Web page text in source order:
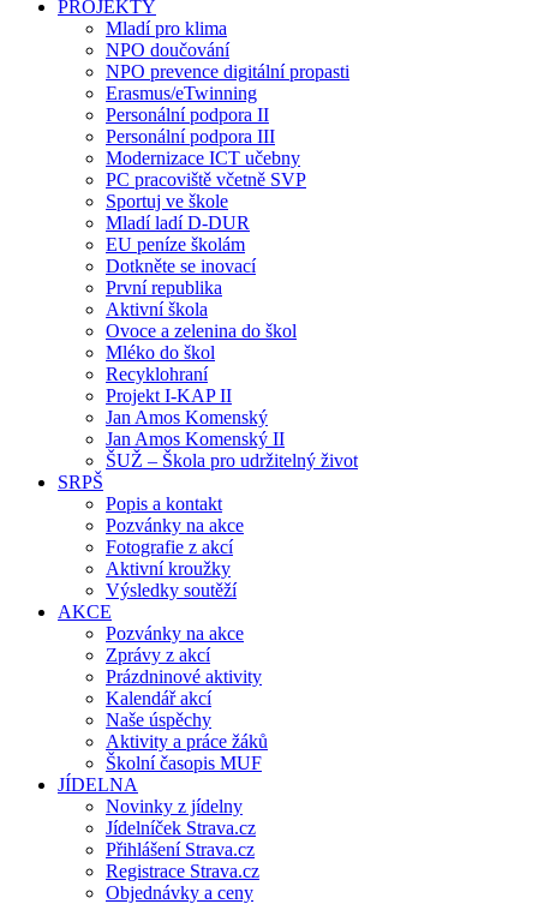
PROJEKTY
Mladí pro klima
NPO doučování
NPO prevence digitální propasti
Erasmus/eTwinning
Personální podpora II
Personální podpora III
Modernizace ICT učebny
PC pracoviště včetně SVP
Sportuj ve škole
Mladí ladí D-DUR
EU peníze školám
Dotkněte se inovací
První republika
Aktivní škola
Ovoce a zelenina do škol
Mléko do škol
Recyklohraní
Projekt I-KAP II
Jan Amos Komenský
Jan Amos Komenský II
ŠUŽ – Škola pro udržitelný život
SRPŠ
Popis a kontakt
Pozvánky na akce
Fotografie z akcí
Aktivní kroužky
Výsledky soutěží
AKCE
Pozvánky na akce
Zprávy z akcí
Prázdninové aktivity
Kalendář akcí
Naše úspěchy
Aktivity a práce žáků
Školní časopis MUF
JÍDELNA
Novinky z jídelny
Jídelníček Strava.cz
Přihlášení Strava.cz
Registrace Strava.cz
Objednávky a ceny